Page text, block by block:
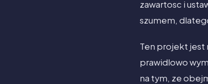
zawartosc i
szumem,
Ten projekt jest
prawidlowo
na tym, ze